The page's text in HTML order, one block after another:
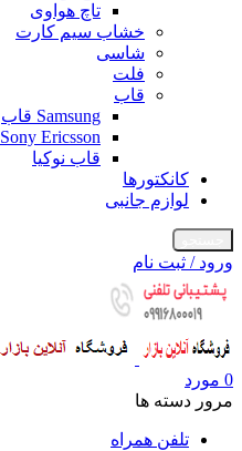
تاچ هواوی
خشاب سیم کارت
شاسی
فلت
قاب
Samsung قاب
Sony Ericsson قاب
قاب نوکیا
کانکتورها
لوازم جانبی
ورود / ثبت نام
0 مورد
مرور دسته ها
تلفن همراه